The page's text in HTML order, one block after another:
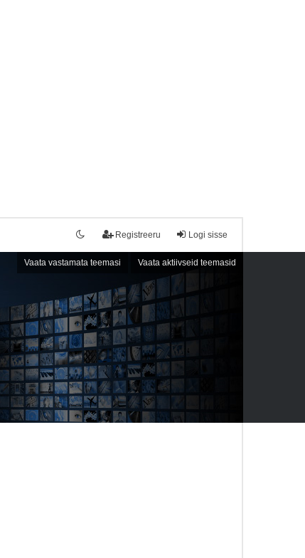
Logi sisse
Registreeru
Vaata vastamata teemasi Vaata aktiivseid teemasid